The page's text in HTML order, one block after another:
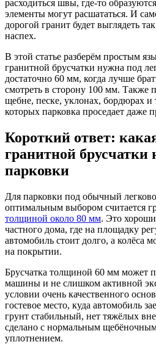
расходиться швы, где-то
элементы могут расшататься. И
дорогой гранит будет выглядеть
наспех.
В этой статье разберём простым
гранитной брусчатки нужна под
достаточно 60 мм, когда лучше
смотреть в сторону 100 мм. Также
щебне, песке, уклонах, бордюрах
которых парковка проседает даже
Короткий ответ:
гранитной брусчатки
парковки
Для парковки под обычный
оптимальным выбором считается
толщиной около 80 мм. Это
частного дома, где на площадку
автомобиль стоит долго, а колёса
на покрытии.
Брусчатка толщиной 60 мм может
машины и не слишком активной
условии очень качественного
гостевое место, куда автомобиль
грунт стабильный, нет тяжёлых
сделано с нормальным
уплотнением.